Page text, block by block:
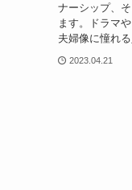
ナーシップ、
ます。ドラマ
夫婦像に憧れ
2023.04.21